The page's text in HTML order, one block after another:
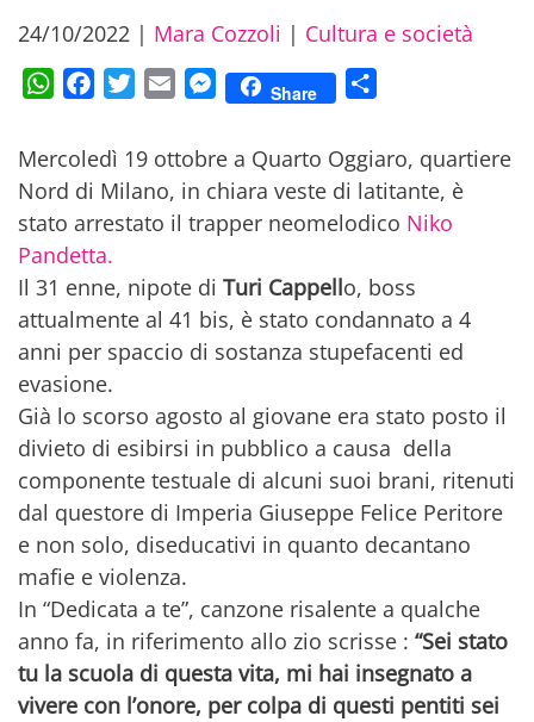
24/10/2022 | Mara Cozzoli | Cultura e società
WhatsAppFacebookTwitterEmail Messenger
Share
Mercoledì 19 ottobre a Quarto Oggiaro, quartiere
Nord di Milano, in chiara veste di latitante, è
stato arrestato il trapper neomelodico Niko
Pandetta.
Il 31 enne, nipote di Turi Cappello, boss
attualmente al 41 bis, è stato condannato a 4
anni per spaccio di sostanza stupefacenti ed
evasione.
Già lo scorso agosto al giovane era stato posto il
divieto di esibirsi in pubblico a causa della
componente testuale di alcuni suoi brani, ritenuti
dal questore di Imperia Giuseppe Felice Peritore
e non solo, diseducativi in quanto decantano
mafie e violenza.
In “Dedicata a te”, canzone risalente a qualche
anno fa, in riferimento allo zio scrisse : “Sei stato
tu la scuola di questa vita, mi hai insegnato a
vivere con l’onore, per colpa di questi pentiti sei